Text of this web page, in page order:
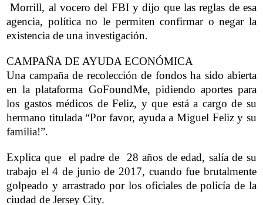
Morrill, al vocero del FBI y dijo que las reglas de esa
agencia, política no le permiten confirmar o negar la
existencia de una investigación.
CAMPAÑA DE AYUDA ECONÓMICA
Una campaña de recolección de fondos ha sido abierta
en la plataforma GoFoundMe, pidiendo aportes para
los gastos médicos de Feliz, y que está a cargo de su
hermano titulada “Por favor, ayuda a Miguel Feliz y su
familia!”.
Explica que el padre de 28 años de edad, salía de su
trabajo el 4 de junio de 2017, cuando fue brutalmente
golpeado y arrastrado por los oficiales de policía de la
ciudad de Jersey City.